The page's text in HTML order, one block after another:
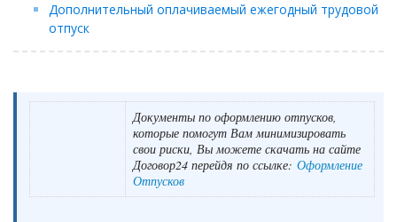
Интернет и право
Корпоративные отношения
Налоги и налогообложение
Новости сервиса
Архив
Дополнительный оплачиваемый ежегодный трудовой
отпуск
Документы по оформлению отпусков,
которые помогут Вам минимизировать
свои риски, Вы можете скачать на сайте
Договор24 перейдя по ссылке: Оформление
Отпусков